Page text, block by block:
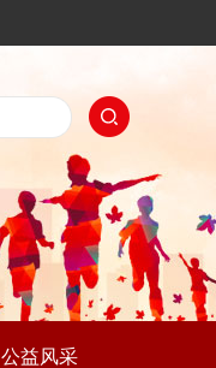
公益风采